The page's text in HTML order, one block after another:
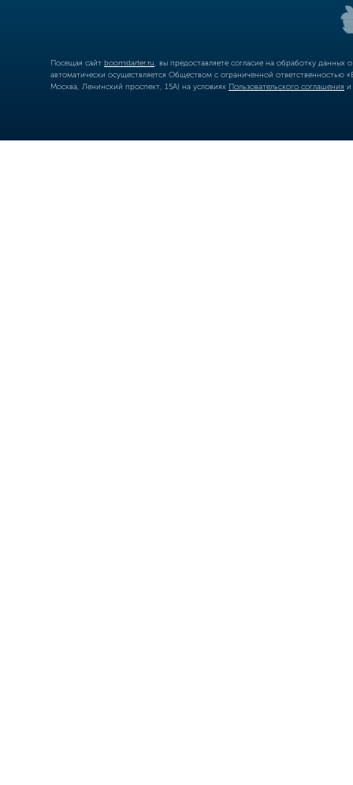
Посещая сайт boomstarter.ru , вы предоставляете согласие на обработку
автоматически осуществляется Обществом с ограниченной
Москва, Ленинский проспект, 15А) на условиях Пользовательского соглашения и